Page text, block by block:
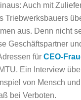
Auch mit
Triebwerksbauers
aus. Denn nicht
Geschäftspartner
für CEO-
Ein Interview
von Mensch
bei Verboten.